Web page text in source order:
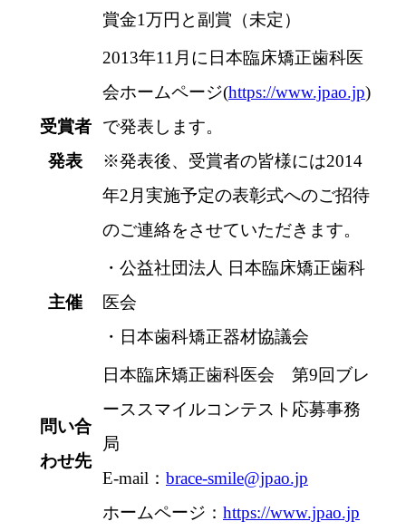
賞金1万円と副賞（未定）
受賞者
発表
2013年11月に日本臨床矯正歯科医
会ホームページ(https://www.jpao.jp)
で発表します。
※発表後、受賞者の皆様には2014
年2月実施予定の表彰式へのご招待
のご連絡をさせていただきます。
主催
・公益社団法人 日本臨床矯正歯科
医会
・日本歯科矯正器材協議会
問い合
わせ先
日本臨床矯正歯科医会 第9回ブレ
ーススマイルコンテスト応募事務
局
E-mail： brace-smile@jpao.jp
ホームページ： https://www.jpao.jp